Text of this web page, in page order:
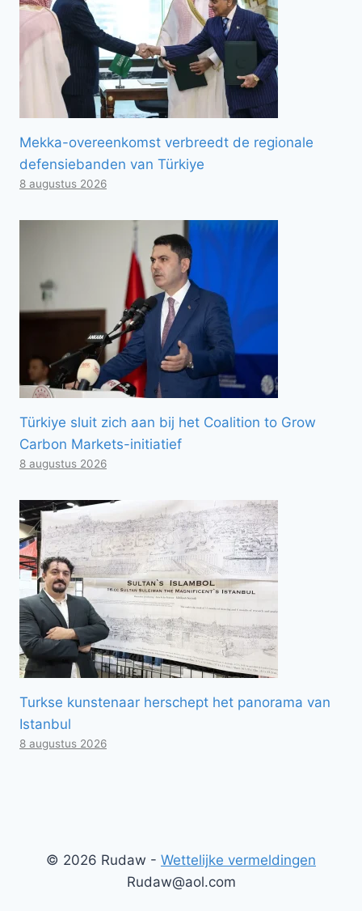
Mekka-overeenkomst verbreedt de regionale
defensiebanden van Türkiye
8 augustus 2026
Türkiye sluit zich aan bij het Coalition to Grow
Carbon Markets-initiatief
8 augustus 2026
Turkse kunstenaar herschept het panorama van
Istanbul
8 augustus 2026
© 2026 Rudaw - Wettelijke vermeldingen
Rudaw@aol.com